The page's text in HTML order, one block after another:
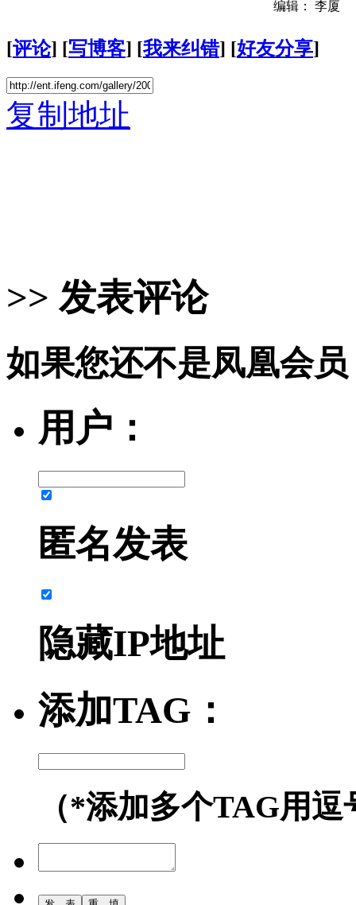
编辑： 李厦
[评论] [写博客] [我来纠错] [好友分享]
复制地址
>> 发表评论
如果您还不是凤凰会
用户：
匿名发表
隐藏IP地址
添加TAG：
（*添加多个TAG用